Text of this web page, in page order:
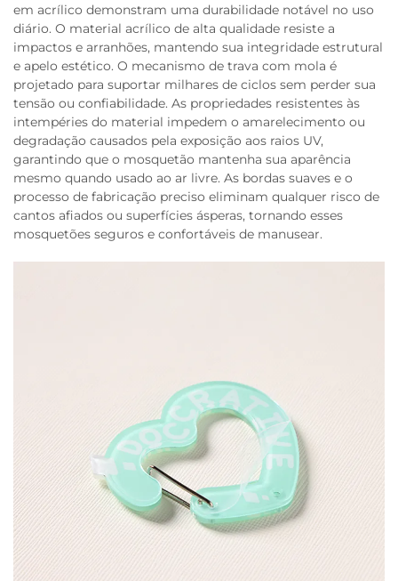
em acrílico demonstram uma durabilidade notável no uso
diário. O material acrílico de alta qualidade resiste a
impactos e arranhões, mantendo sua integridade estrutural
e apelo estético. O mecanismo de trava com mola é
projetado para suportar milhares de ciclos sem perder sua
tensão ou confiabilidade. As propriedades resistentes às
intempéries do material impedem o amarelecimento ou
degradação causados pela exposição aos raios UV,
garantindo que o mosquetão mantenha sua aparência
mesmo quando usado ao ar livre. As bordas suaves e o
processo de fabricação preciso eliminam qualquer risco de
cantos afiados ou superfícies ásperas, tornando esses
mosquetões seguros e confortáveis de manusear.